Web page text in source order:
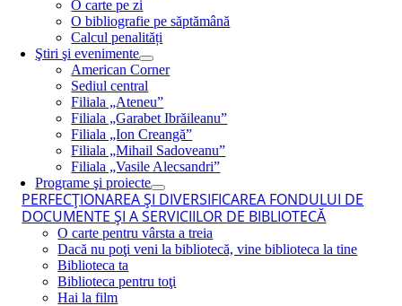
O carte pe zi
O bibliografie pe săptămână
Calcul penalități
Ştiri şi evenimente
American Corner
Sediul central
Filiala „Ateneu”
Filiala „Garabet Ibrăileanu”
Filiala „Ion Creangă”
Filiala „Mihail Sadoveanu”
Filiala „Vasile Alecsandri”
Programe şi proiecte
PERFECŢIONAREA ŞI DIVERSIFICAREA FONDULUI DE
DOCUMENTE ŞI A SERVICIILOR DE BIBLIOTECĂ
O carte pentru vârsta a treia
Dacă nu poţi veni la bibliotecă, vine biblioteca la tine
Biblioteca ta
Biblioteca pentru toţi
Hai la film